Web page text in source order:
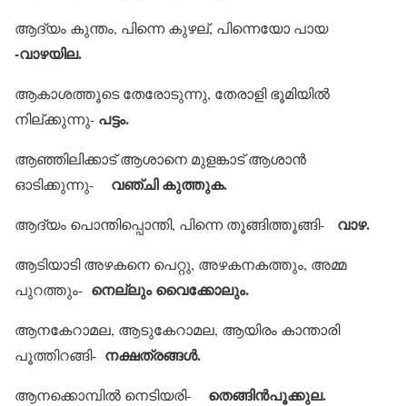
ആദ്യം കുന്തം, പിന്നെ കുഴല്, പിന്നെയോ പായ
-വാഴയില.
ആകാശത്തൂടെ തേരോടുന്നു, തേരാളി ഭൂമിയില്‍
നില്ക്കുന്നു- പട്ടം.
ആഞ്ഞിലിക്കാട് ആശാനെ മുളങ്കാട് ആശാന്‍
ഓടിക്കുന്നു- വഞ്ചി കുത്തുക.
ആദ്യം പൊന്തിപ്പൊന്തി, പിന്നെ തൂങ്ങിത്തൂങ്ങി- വാഴ.
ആടിയാടി അഴകനെ പെറ്റു, അഴകനകത്തും, അമ്മ
പുറത്തും- നെല്ലും വൈക്കോലും.
ആനകേറാമല, ആടുകേറാമല, ആയിരം കാന്താരി
പൂത്തിറങ്ങി- നക്ഷത്രങ്ങള്‍.
ആനക്കൊമ്പില്‍ നെടിയരി- തെങ്ങിന്‍പൂക്കുല.